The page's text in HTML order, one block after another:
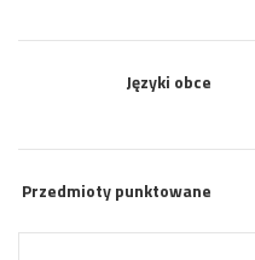
Języki obce
Przedmioty punktowane